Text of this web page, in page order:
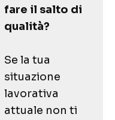
fare il salto di
qualità?
Se la tua
situazione
lavorativa
attuale non ti